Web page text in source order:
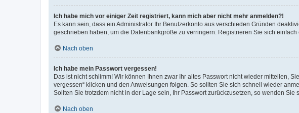
Ich habe mich vor einiger Zeit registriert, kann mich aber nicht mehr anmelden?!
Es kann sein, dass ein Administrator Ihr Benutzerkonto aus verschieden Gründen
geschrieben haben, um die Datenbankgröße zu verringern. Registrieren Sie sich
Nach oben
Ich habe mein Passwort vergessen!
Das ist nicht schlimm! Wir können Ihnen zwar Ihr altes Passwort nicht wieder mitteilen,
vergessen“ klicken und den Anweisungen folgen. So sollten Sie sich schnell wieder
Sollten Sie trotzdem nicht in der Lage sein, Ihr Passwort zurückzusetzen, so wenden Sie
Nach oben